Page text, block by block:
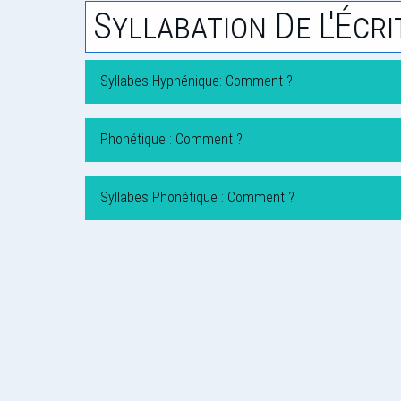
Syllabation De
Syllabes Hyphénique: Comment ?
Phonétique : Comment ?
Syllabes Phonétique : Comment ?